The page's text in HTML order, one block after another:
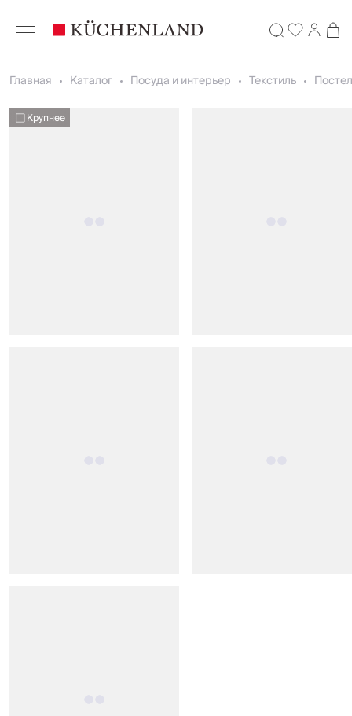
Главная Каталог Посуда и интерьер Текстиль
Крупнее